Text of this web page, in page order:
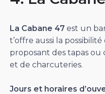
La Cabane 47 est un
t’offre aussi la
proposant des tapas ou
et de charcuteries.
Jours et horaires